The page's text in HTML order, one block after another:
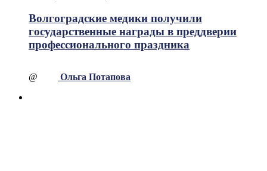
Волгоградские медики получили
государственные награды в преддверии
профессионального праздника
@ Ольга Потапова